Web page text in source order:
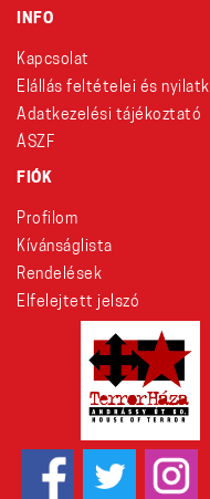
INFO
Kapcsolat
Elállás feltételei és
Adatkezelési tájékoztató
ÁSZF
FIÓK
Profilom
Kívánságlista
Rendelések
Elfelejtett jelszó